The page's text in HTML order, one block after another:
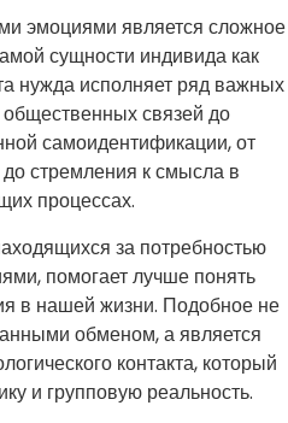
эмоциями является сложное
сущности индивида как
нужда исполняет ряд важных
связей до
самоидентификации, от
стремления к смысла в
процессах.
за потребностью
помогает лучше понять
в нашей жизни. Подобное не
обменом, а является
контакта, который
и групповую реальность.